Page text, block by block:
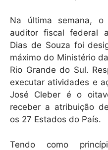
A
p
p
e
b
o
o
k
Na última semana, o
auditor fiscal federal
Dias de Souza foi
máximo do Ministério
Rio Grande do Sul.
executar atividades e
José Cleber é o
receber a atribuição
os 27 Estados do País.
Tendo como